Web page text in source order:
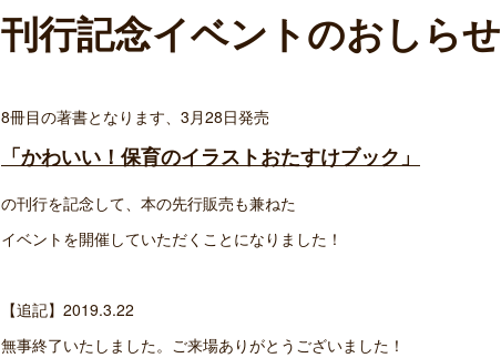
刊行記念イベントのおしらせ
8冊目の著書となります、3月28日発売
「かわいい！保育のイラストおたすけブック」
の刊行を記念して、本の先行販売も兼ねた
イベントを開催していただくことになりました！
【追記】2019.3.22
無事終了いたしました。ご来場ありがとうございました！